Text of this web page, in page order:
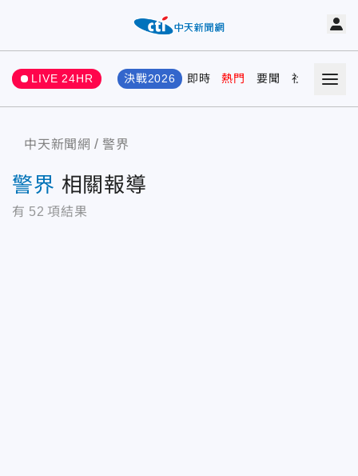
LIVE 24HR 決戰2026 即時 熱門 要聞 社會 娛樂
中天新聞網 警界
警界 相關報導
有 52 項結果